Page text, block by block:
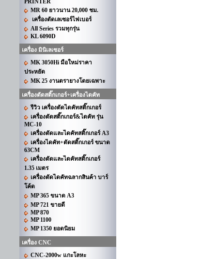
PRINTER
MR 60 ยาวนาน 20,000 ชม.
เครื่องตัดเลเซอร์ไฟเบอร์
All Series รวมทุกรุ่น
KL 6090D
เครื่อง มินิเลเซอร์
MK 3050Hi มือใหม่ราคา
ประหยัด
MK 25 งานตรายางโดยเฉพาะ
เครื่องตัดสติ๊กเกอร์+เครื่องไดคัท
รีวิว เครื่องตัดไดคัทสติ๊กเกอร์
เครื่องตัดสติ๊กเกอร์&ไดคัท รุ่น
MC-10
เครื่องตัดและไดคัทสติ๊กเกอร์ A3
เครื่องไดคัท+ตัดสติ๊กเกอร์ ขนาด
63CM
เครื่องตัดและไดคัทสติ๊กเกอร์
1.35 เมตร
เครื่องตัดไดคัทฉลากสินค้า บาร์
โค้ด
MP 365 ขนาด A3
MP 721 ขายดี
MP 870
MP 1100
MP 1350 ยอดนิยม
เครื่อง CNC
CNC-2000w แกะโลหะ